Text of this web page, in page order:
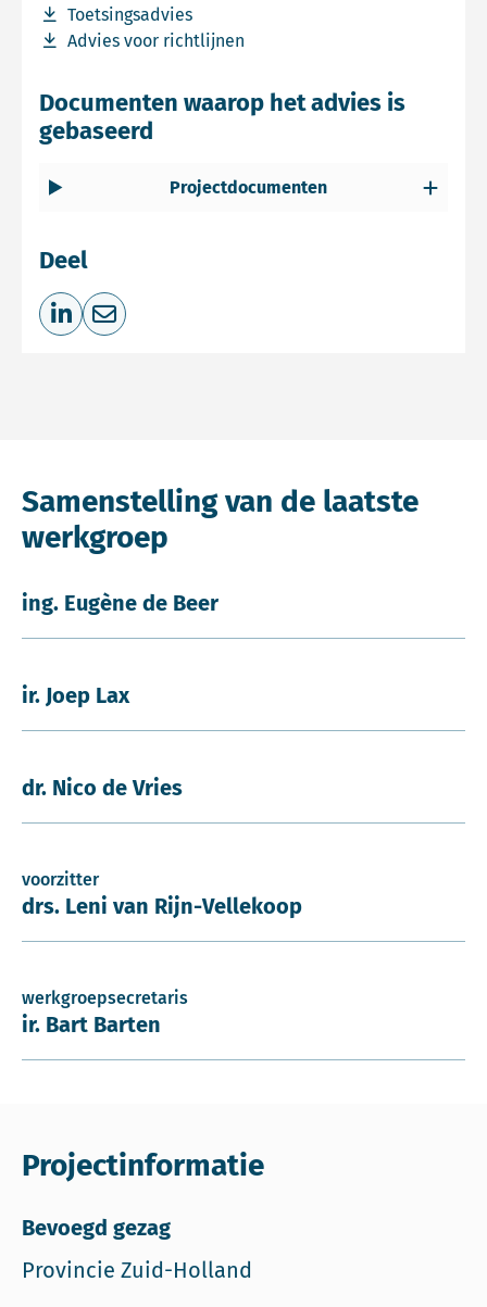
Toetsingsadvies
Download bestand Toetsingsadvies
Advies voor richtlijnen
Download bestand Advies voor richtlijnen
Documenten waarop het advies is
gebaseerd
Projectdocumenten
Deel
Deel op LinkedIn
Deel via e-mail
Samenstelling van de laatste
werkgroep
ing. Eugène de Beer
ir. Joep Lax
dr. Nico de Vries
voorzitter
drs. Leni van Rijn-Vellekoop
werkgroepsecretaris
ir. Bart Barten
Projectinformatie
Bevoegd gezag
Provincie Zuid-Holland